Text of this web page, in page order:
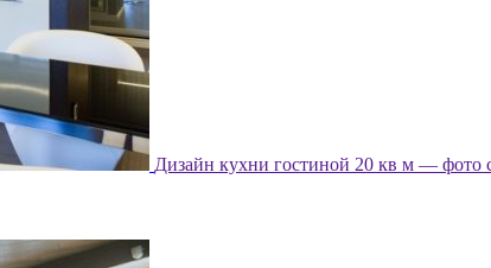
Дизайн кухни гостиной 20 кв м — фото